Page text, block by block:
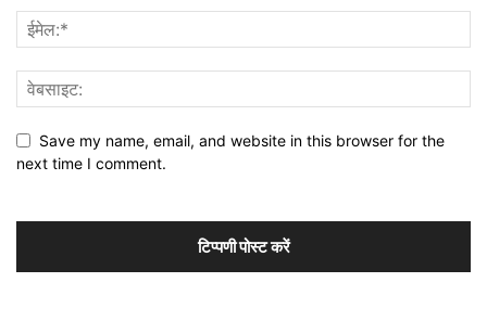
Save my name, email, and website in this browser for the
next time I comment.